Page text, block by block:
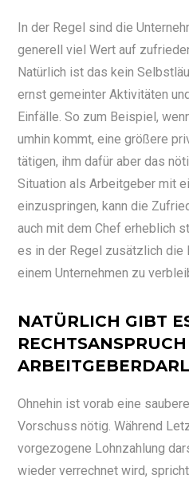
In der Regel sind die
generell viel Wert auf
Natürlich ist das kein
ernst gemeinter Aktivitäten
Einfälle. So zum Beispiel,
umhin kommt, eine größere
tätigen, ihm dafür aber das
Situation als Arbeitgeber mit
einzuspringen, kann die
auch mit dem Chef erheblich
es in der Regel zusätzlich
einem Unternehmen zu
NATÜRLICH GIBT
Ohnehin ist vorab eine
Vorschuss nötig. Während
vorgezogene Lohnzahlung
wieder verrechnet wird,